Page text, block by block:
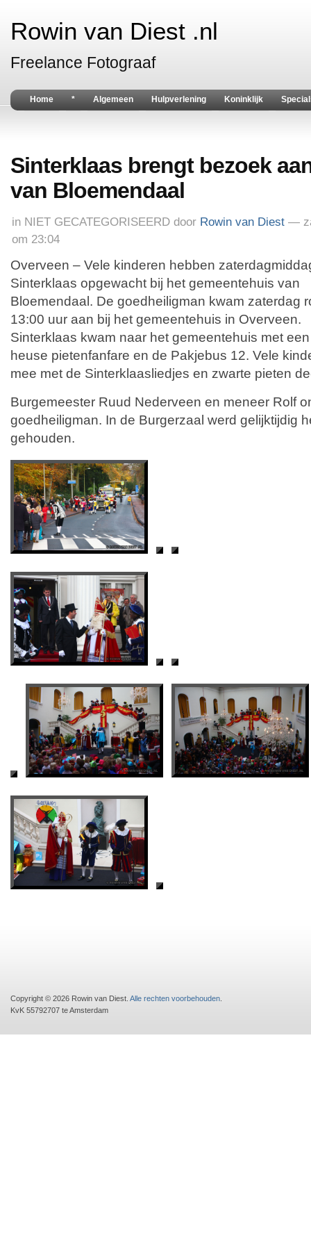
Rowin van Diest .nl
Freelance Fotograaf
Home * Algemeen Hulpverlening Koninklijk
Sinterklaas brengt bezoek
van Bloemendaal
in NIET GECATEGORISEERD door Rowin van Diest —
om 23:04
Overveen – Vele kinderen hebben
Sinterklaas opgewacht bij het gemeentehuis van
Bloemendaal. De goedheiligman kwam zaterdag
13:00 uur aan bij het gemeentehuis in Overveen.
Sinterklaas kwam naar het gemeentehuis met een
heuse pietenfanfare en de Pakjebus 12. Vele
mee met de Sinterklaasliedjes en zwarte pieten
Burgemeester Ruud Nederveen en meneer Rolf
goedheiligman. In de Burgerzaal werd gelijktijdig
gehouden.
Copyright © 2026 Rowin van Diest. Alle rechten voorbehouden
KvK 55792707 te Amsterdam